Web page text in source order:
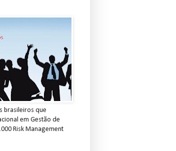
brasileiros que
em Gestão de
Risk Management